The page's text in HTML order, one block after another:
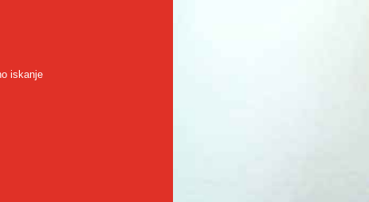
iskanje